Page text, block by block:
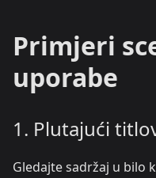
Primjeri
uporabe
1. Plutajući
Gledajte sadržaj u bilo